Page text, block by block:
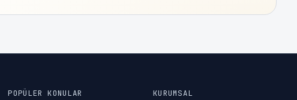
POPÜLER KONULAR KURUMSAL